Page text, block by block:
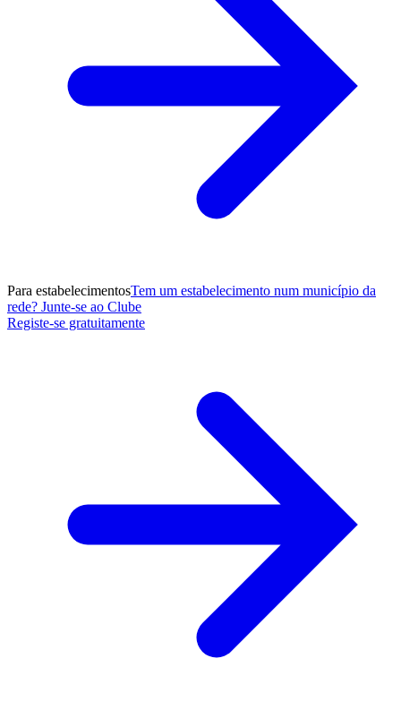
Para estabelecimentosTem um estabelecimento num município da
rede? Junte-se ao Clube
Registe-se gratuitamente